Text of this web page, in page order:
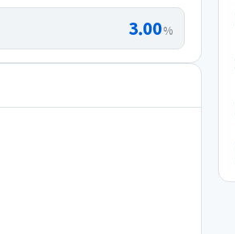
3.00%